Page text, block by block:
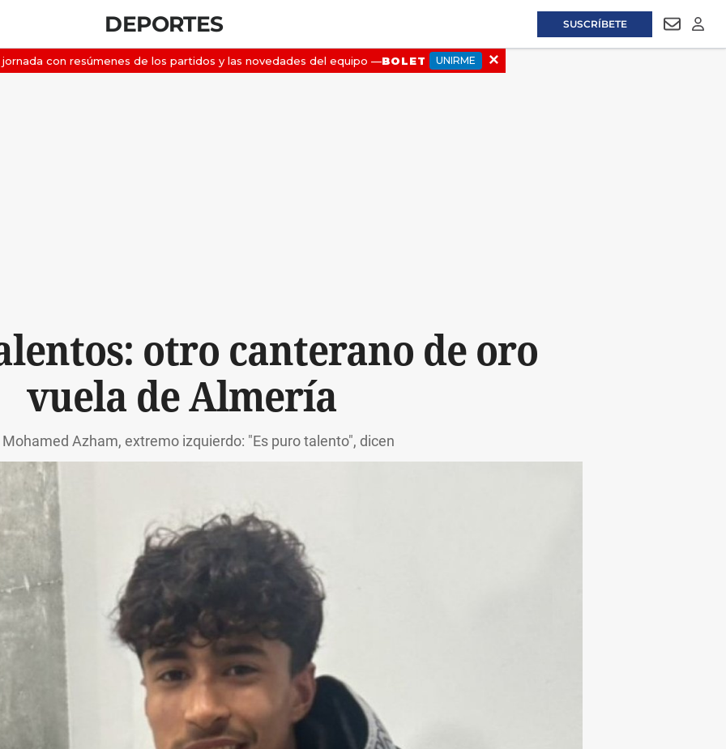
SUSCRÍBETE
DEPORTES
otro canterano de oro
vuela de Almería
Azham, extremo izquierdo: "Es puro talento", dicen